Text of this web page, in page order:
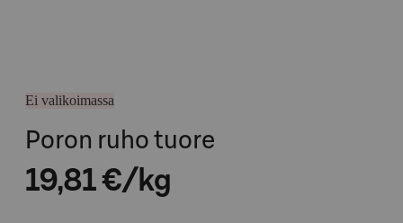
Ei valikoimassa
Poron ruho tuore
19,81 €/kg